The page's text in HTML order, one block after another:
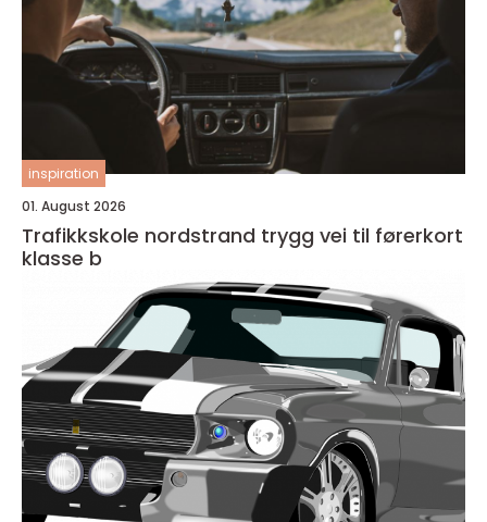
inspiration
01. August 2026
Trafikkskole nordstrand trygg vei til førerkort
klasse b